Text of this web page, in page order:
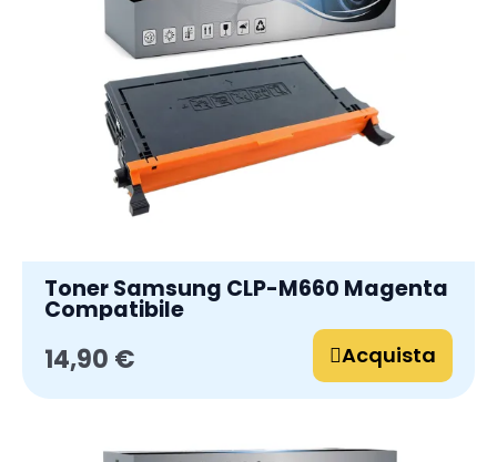
Toner Samsung CLP-M660 Magenta
Compatibile
14,90 € Acquista